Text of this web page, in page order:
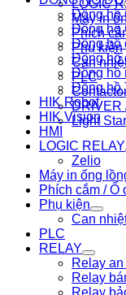
LOGIC
Máy in
Phích
Phụ kiện
Can
PLC
DRIVER
Light Star
Đồng hồ
Đồng hồ
Đồng hồ
Đồng hồ
Đồng hồ
Đồng hồ
HIK Robot
HIK Vision
HMI
LOGIC RELAY
Zelio
Máy in ống
Phích cắm / Ổ
Phụ kiện
Can
PLC
RELAY
Relay an
Relay
Relay